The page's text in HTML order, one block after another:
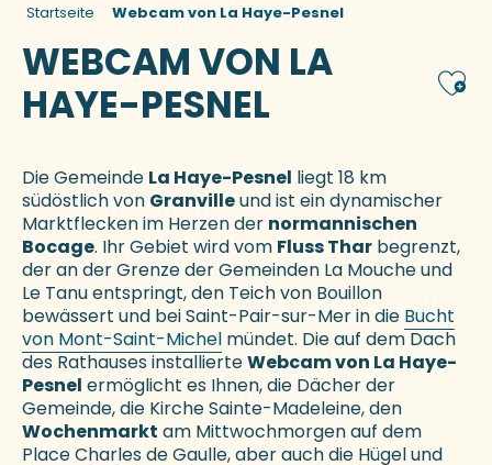
Startseite Webcam von La Haye-Pesnel
WEBCAM VON LA
HAYE-PESNEL
Die Gemeinde La Haye-Pesnel liegt 18 km
südöstlich von Granvilleund ist ein dynamischer
Marktflecken im Herzen der normannischen
Bocage. Ihr Gebiet wird vom Fluss Thar begrenzt,
der an der Grenze der Gemeinden La Mouche und
Le Tanu entspringt, den Teich von Bouillon
bewässert und bei Saint-Pair-sur-Mer in die Bucht
von Mont-Saint-Michel mündet. Die auf dem Dach
des Rathauses installierteWebcam von La Haye-
Pesnel ermöglicht es Ihnen, die Dächer der
Gemeinde, die Kirche Sainte-Madeleine, den
Wochenmarkt am Mittwochmorgen auf dem
Place Charles de Gaulle, aber auch die Hügel und